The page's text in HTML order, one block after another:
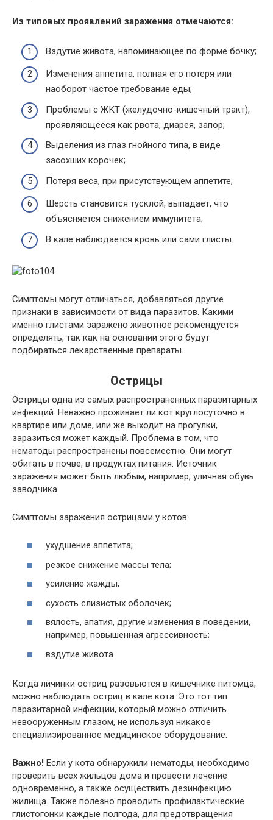
Из типовых проявлений заражения отмечаются:
Вздутие живота, напоминающее по форме бочку;
Изменения аппетита, полная его потеря или
наоборот частое требование еды;
Проблемы с ЖКТ (желудочно-кишечный тракт),
проявляющееся как рвота, диарея, запор;
Выделения из глаз гнойного типа, в виде
засохших корочек;
Потеря веса, при присутствующем аппетите;
Шерсть становится тусклой, выпадает, что
объясняется снижением иммунитета;
В кале наблюдается кровь или сами глисты.
Симптомы могут отличаться, добавляться другие
признаки в зависимости от вида паразитов. Какими
именно глистами заражено животное рекомендуется
определять, так как на основании этого будут
подбираться лекарственные препараты.
Острицы
Острицы одна из самых распространенных паразитарных
инфекций. Неважно проживает ли кот круглосуточно в
квартире или доме, или же выходит на прогулки,
заразиться может каждый. Проблема в том, что
нематоды распространены повсеместно. Они могут
обитать в почве, в продуктах питания. Источник
заражения может быть любым, например, уличная обувь
заводчика.
Симптомы заражения острицами у котов:
ухудшение аппетита;
резкое снижение массы тела;
усиление жажды;
сухость слизистых оболочек;
вялость, апатия, другие изменения в поведении,
например, повышенная агрессивность;
вздутие живота.
Когда личинки остриц разовьются в кишечнике питомца,
можно наблюдать остриц в кале кота. Это тот тип
паразитарной инфекции, который можно отличить
невооруженным глазом, не используя никакое
специализированное медицинское оборудование.
Важно! Если у кота обнаружили нематоды, необходимо
проверить всех жильцов дома и провести лечение
одновременно, а также осуществить дезинфекцию
жилища. Также полезно проводить профилактические
глистогонки каждые полгода, для предотвращения